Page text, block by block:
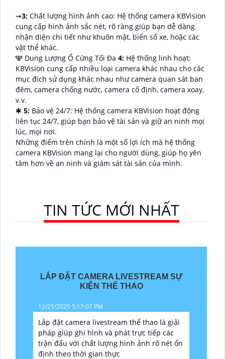
⇝3: Chất lượng hình ảnh cao: Hệ thống camera KBVision
cung cấp hình ảnh sắc nét, rõ ràng giúp bạn dễ dàng
nhận diện chi tiết như khuôn mặt, biển số xe, hoặc các
vật thể khác.
🕎 Dung Lượng Ổ Cứng Tối Đa 4: Hệ thống linh hoạt:
KBVision cung cấp nhiều loại camera khác nhau cho các
mục đích sử dụng khác nhau như camera quan sát ban
đêm, camera chống nước, camera cố định, camera xoay,
v.v.
✱ 5: Bảo vệ 24/7: Hệ thống camera KBVision hoạt động
liên tục 24/7, giúp bạn bảo vệ tài sản và giữ an ninh mọi
lúc, mọi nơi.
Những điểm trên chính là một số lợi ích mà hệ thống
camera KBVision mang lại cho người dùng, giúp họ yên
tâm hơn về an ninh và giám sát tài sản của mình.
TIN TỨC MỚI NHẤT
LẮP ĐẶT CAMERA LIVESTREAM SỰ
KIỆN THỂ THAO
12/25/2025 5:17:07 PM
Lắp đặt camera livestream thể thao là giải
pháp giúp ghi hình và phát trực tiếp các
trận đấu với chất lượng hình ảnh rõ nét ổn
định theo thời gian thực